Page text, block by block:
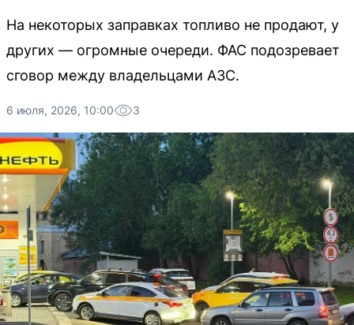
На некоторых заправках топливо не продают, у
других — огромные очереди. ФАС подозревает
сговор между владельцами АЗС.
6 июля, 2026, 10:00 3